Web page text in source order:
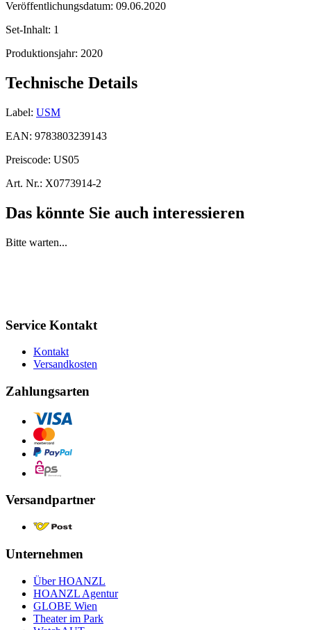
Veröffentlichungsdatum: 09.06.2020
Set-Inhalt: 1
Produktionsjahr: 2020
Technische Details
Label: USM
EAN: 9783803239143
Preiscode: US05
Art. Nr.: X0773914-2
Das könnte Sie auch interessieren
Bitte warten...
Service Kontakt
Kontakt
Versandkosten
Zahlungsarten
Versandpartner
Unternehmen
Über HOANZL
HOANZL Agentur
GLOBE Wien
Theater im Park